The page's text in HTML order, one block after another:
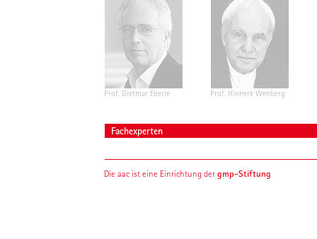
Prof. Dietmar Eberle Prof. Hinnerk Wehberg
Fachexperten
Die aac ist eine Einrichtung dergmp-Stiftung